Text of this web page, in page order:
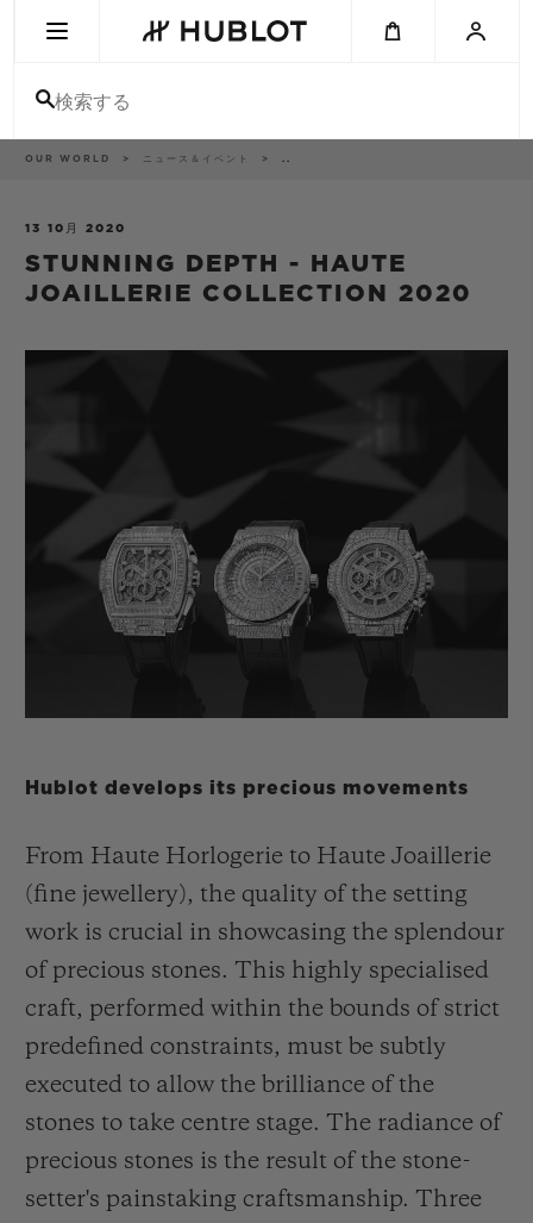
検索する
パ
ト
OUR WORLD ニュース＆イベント ..
13 10月 2020
STUNNING DEPTH - HAUTE
JOAILLERIE COLLECTION 2020
Hublot develops its precious movements
From Haute Horlogerie to Haute Joaillerie
(fine jewellery), the quality of the setting
work is crucial in showcasing the splendour
of precious stones. This highly specialised
craft, performed within the bounds of strict
predefined constraints, must be subtly
executed to allow the brilliance of the
stones to take centre stage. The radiance of
precious stones is the result of the stone-
setter's painstaking craftsmanship. Three
新作
ビッグ・バン
サマー マルチカラーセラ
ミック
ビッグ・バン
ピーチセラミック
エッセンシャル
送料＆返品無料
ギフトポーチ